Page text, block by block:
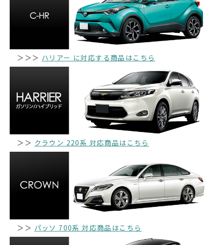
＞＞＞ ハリアー に対応する商品はこちら
＞＞ クラウン 220系 対応商品はこちら
＞＞ パッソ 700系 対応商品はこちら